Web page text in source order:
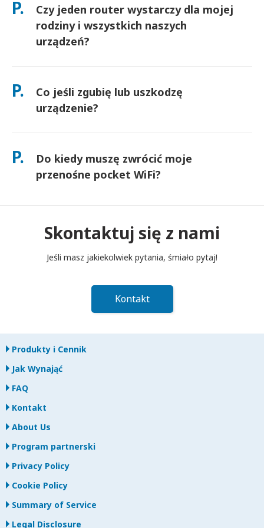
docierają następnego dnia. Jeśli nie jesteś pewien, skontaktuj
się z nami, a my potwierdzimy najszybszą opcję dla Twojego
obszaru.
P.
Czy jeden router wystarczy dla mojej
rodziny i wszystkich naszych
urządzeń?
Tak — podłącz do 10 urządzeń jednocześnie (telefony,
dołączamy darmowy power bank do użytku przez cały dzień.
P.
Co jeśli zgubię lub uszkodzę
urządzenie?
Możesz dodać Ubezpieczenie przy kasie, aby pokryć koszty
wymianę. Jeśli coś się stanie, skontaktuj się z nami
natychmiast — pomożemy Ci pozostać w kontakcie.
P.
Do kiedy muszę zwrócić moje
przenośne pocket WiFi?
okresu wynajmu. Jeśli spóźnisz się ze zwrotem, zostaniesz
obciążony opłatą.
Skontaktuj się z nami
Jeśli masz jakiekolwiek pytania, śmiało pytaj!
Kontakt
Produkty i Cennik
Jak Wynająć
FAQ
Kontakt
About Us
Program partnerski
Privacy Policy
Cookie Policy
Summary of Service
Legal Disclosure